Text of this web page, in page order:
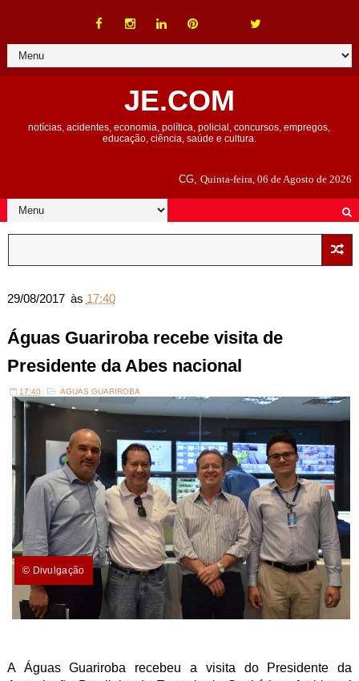
JE.COM
notícias, acidentes, economia, política, policial, concursos, empregos,
educação, ciência, saúde e cultura.
CG,Quinta-feira, 06 de Agosto de 2026
29/08/2017 às 17:40
Águas Guariroba recebe visita de
Presidente da Abes nacional
17:40 AGUAS GUARIROBA
© Divulgação
A Águas Guariroba recebeu a visita do Presidente da